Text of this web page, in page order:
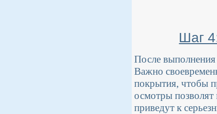
Шаг
После выполнения
Важно
покрытия, чтобы
осмотры позволят
приведут к